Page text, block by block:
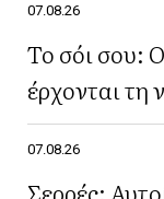
07.08.26
Το σόι σου:
έρχονται τη
07.08.26
Σερρές: